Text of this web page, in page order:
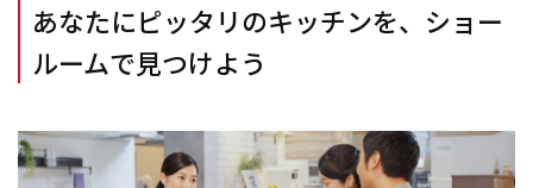
あなたにピッタリのキッチンを、ショー
ルームで見つけよう